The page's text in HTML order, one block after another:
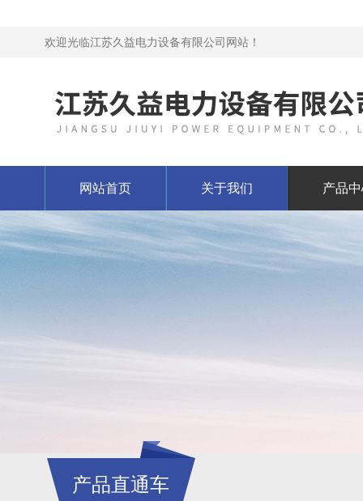
欢迎光临江苏久益电力设备有限公司网站！
网站首页 关于我们 产品
产品直通车